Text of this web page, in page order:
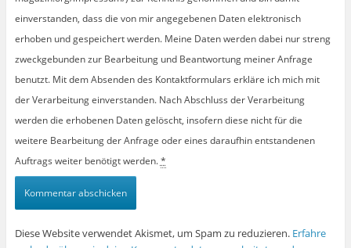
einverstanden, dass die von mir angegebenen Daten elektronisch
erhoben und gespeichert werden. Meine Daten werden dabei nur streng
zweckgebunden zur Bearbeitung und Beantwortung meiner Anfrage
benutzt. Mit dem Absenden des Kontaktformulars erkläre ich mich mit
der Verarbeitung einverstanden. Nach Abschluss der Verarbeitung
werden die erhobenen Daten gelöscht, insofern diese nicht für die
weitere Bearbeitung der Anfrage oder eines daraufhin entstandenen
Auftrags weiter benötigt werden.*
Diese Website verwendet Akismet, um Spam zu reduzieren. Erfahre